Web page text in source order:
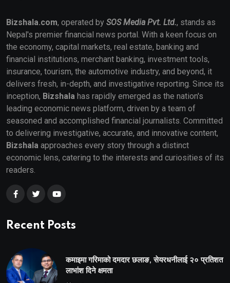
Bizshala.com, operated by SOS Media Pvt. Ltd., stands as
Nepal's premier financial news portal. With a keen focus on
the economy, capital markets, real estate, banking and
financial institutions, merchant banking, investment tools,
insurance, tourism, the automotive industry, and beyond, it
delivers fresh, in-depth, and investigative reporting. Since its
inception, Bizshala has rapidly emerged as the nation's
leading economic news platform, driven by a team of
seasoned and accomplished financial journalists. Committed
to delivering investigative, accurate, and innovative content,
Bizshala approaches every story through a distinct
economic lens, catering to the interests and curiosities of its
readers.
Recent Posts
कमाइमा गरिमाको दमदार छलाङ, सेयरधनीलाई २० प्रतिशत
लाभांश दिने क्षमता